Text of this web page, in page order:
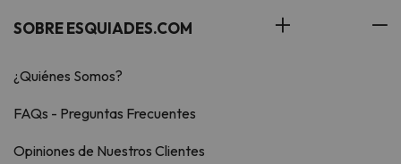
SOBRE ESQUIADES.COM
¿Quiénes Somos?
FAQs - Preguntas Frecuentes
Opiniones de Nuestros Clientes